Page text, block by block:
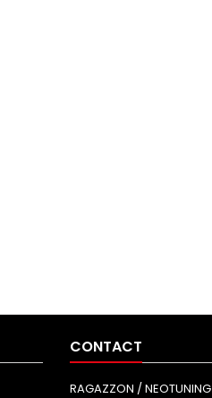
CONTACT
RAGAZZON / NEOTUNING